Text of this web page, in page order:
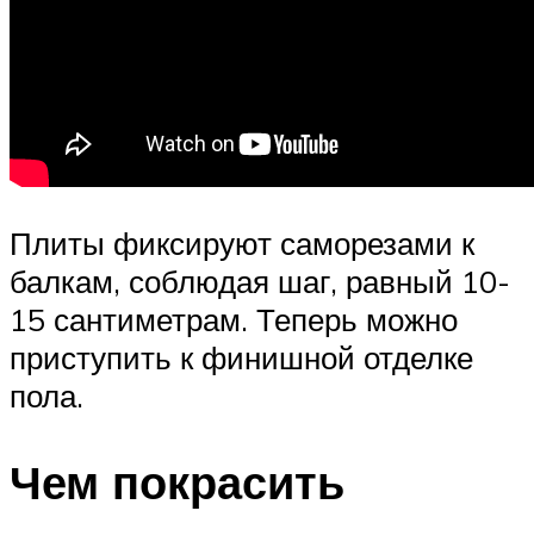
Плиты фиксируют саморезами к
балкам, соблюдая шаг, равный 10-
15 сантиметрам. Теперь можно
приступить к финишной отделке
пола.
Чем покрасить